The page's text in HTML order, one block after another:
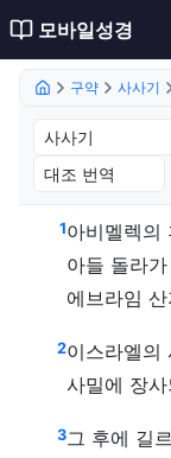
모바일성경
구약 사사기
사사기
1아비멜렉의
아들 돌라
에브라임
2이스라엘의
사밀에 장
3그 후에 길